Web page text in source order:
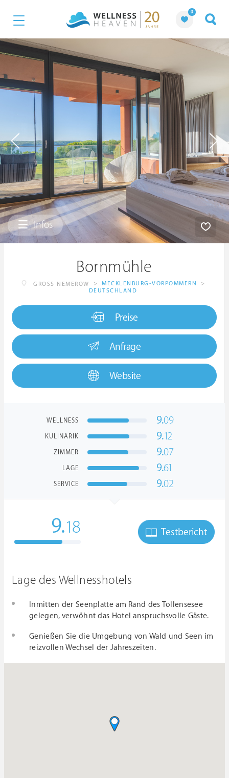
0
Infos
Bornmühle
GROSS NEMEROW > MECKLENBURG-VORPOMMERN
>
DEUTSCHLAND
Preise
Anfrage
Website
WELLNESS 9.09
KULINARIK 9.12
ZIMMER 9.07
LAGE 9.61
SERVICE 9.02
9.18 Testbericht
Lage des Wellnesshotels
Inmitten der Seenplatte am Rand des Tollensesee
gelegen, verwöhnt das Hotel anspruchsvolle Gäste.
Genießen Sie die Umgebung von Wald und Seen im
reizvollen Wechsel der Jahreszeiten.